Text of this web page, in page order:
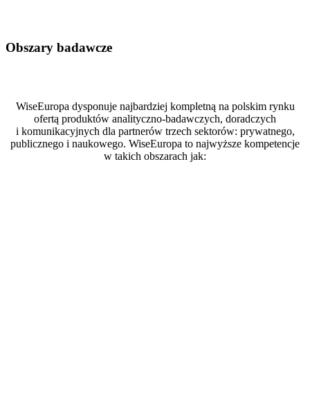
Obszary badawcze
WiseEuropa dysponuje najbardziej kompletną na polskim rynku
ofertą produktów analityczno-badawczych, doradczych
i komunikacyjnych dla partnerów trzech sektorów: prywatnego,
publicznego i naukowego. WiseEuropa to najwyższe kompetencje
w takich obszarach jak: